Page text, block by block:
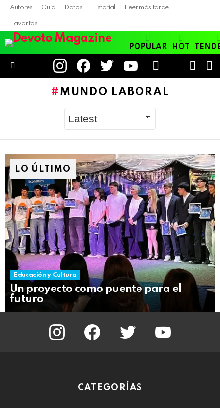
Autores Guía Datos Historial Leer más tarde
Favoritos
POPULAR HOT
instagramfacebooktwitter youtube
SKIN
MUNDO LABORAL
LO ÚLTIMO
Educación y Cultura
Un proyecto como puente para el
futuro
instagram facebook twitter
CATEGORÍAS